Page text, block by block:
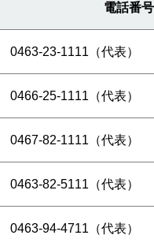
電話番号
0463-23-1111（代表）
0466-25-1111（代表）
0467-82-1111（代表）
0463-82-5111（代表）
0463-94-4711（代表）